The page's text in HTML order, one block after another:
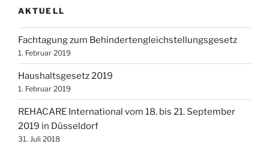
AKTUELL
Fachtagung zum Behindertengleichstellungsgesetz
1. Februar 2019
Haushaltsgesetz 2019
1. Februar 2019
REHACARE International vom 18. bis 21. September
2019 in Düsseldorf
31. Juli 2018